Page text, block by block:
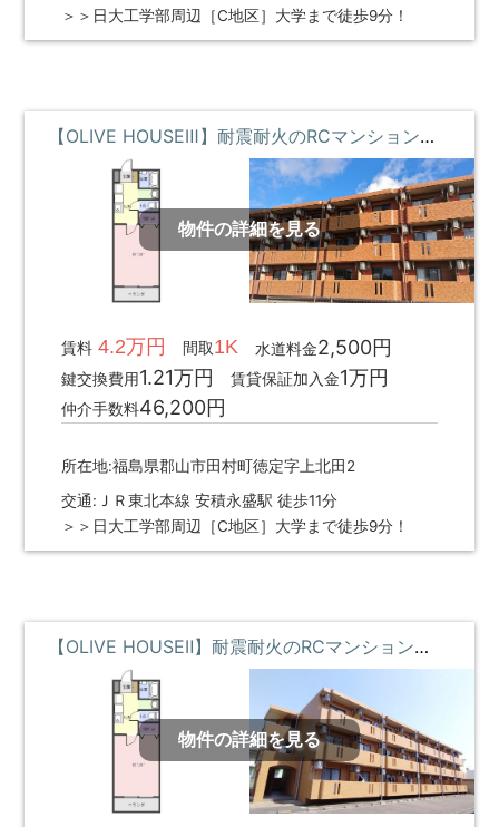
＞＞日大工学部周辺［C地区］大学まで徒歩9分！
【OLIVE HOUSEⅢ】耐震耐火のRCマンション・高速のギガWi-Fi・駅近物件 **即入居募集中**
物件の詳細を見る
賃料4.2万円 間取1K 水道料金2,500円
鍵交換費用1.21万円 賃貸保証加入金1万円
仲介手数料46,200円
所在地:福島県郡山市田村町徳定字上北田2
交通:ＪＲ東北本線 安積永盛駅 徒歩11分
＞＞日大工学部周辺［C地区］大学まで徒歩9分！
【OLIVE HOUSEⅡ】耐震耐火のRCマンション・高速のギガWi-Fi・大学まで歩いて2分 **即入居募集中**
物件の詳細を見る